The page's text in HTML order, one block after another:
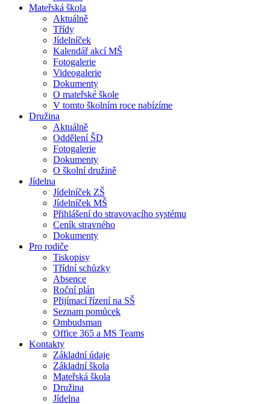
Mateřská škola
Aktuálně
Třídy
Jídelníček
Kalendář akcí MŠ
Fotogalerie
Videogalerie
Dokumenty
O mateřské škole
V tomto školním roce nabízíme
Družina
Aktuálně
Oddělení ŠD
Fotogalerie
Dokumenty
O školní družině
Jídelna
Jídelníček ZŠ
Jídelníček MŠ
Přihlášení do stravovacího systému
Ceník stravného
Dokumenty
Pro rodiče
Tiskopisy
Třídní schůzky
Absence
Roční plán
Přijímací řízení na SŠ
Seznam pomůcek
Ombudsman
Office 365 a MS Teams
Kontakty
Základní údaje
Základní škola
Mateřská škola
Družina
Jídelna